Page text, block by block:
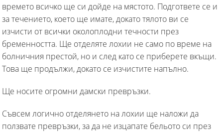
времето всичко ще си дойде на мястото. Подгответе се и
за течението, което ще имате, докато тялото ви се
изчисти от всички околоплодни течности през
бременността. Ще отделяте лохии не само по време на
болничния престой, но и след като се приберете вкъщи.
Това ще продължи, докато се изчистите напълно.
Ще носите огромни дамски превръзки.
Съвсем логично отделянето на лохии ще наложи да
ползвате превръзки, за да не изцапате бельото си през